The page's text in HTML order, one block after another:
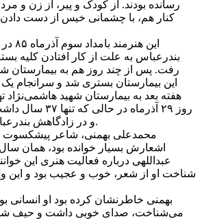
رسانده بودند. از کودک و پیر، از زن و
کنار هم، با چشمانی خیس از دست دادن
این
بندرعباس به‌ علت از کار افتادن کلیه‌
رفت. پس از چند روز هم به بیمارستان
هفته‌ بعد به بیمارستان شهید هاشمی‌نژاد
روز ۲۹ آذرماه در
و در زادگاهش بندرعباس به خاک سپرده شد.
محمدعلی بهمنی، شاعر پیشکسوت که
اشعارش بسیار خوانده بود، همان
عبداللهی درباره‌ فعالیت هنری این
شناخت او از شعر، خوب و عجیب بود و این
بهمنی خاطرنشان کرده بود او انسانی
می‌شناخت، صدای خوبی داشت و حیف